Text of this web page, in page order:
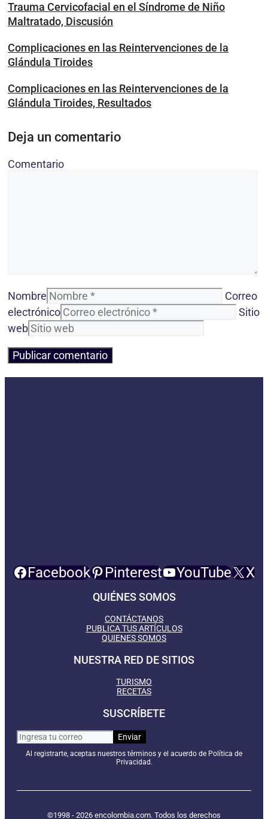
Trauma Cervicofacial en el Síndrome de Niño
Maltratado, Discusión
Complicaciones en las Reintervenciones de la
Glándula Tiroides
Complicaciones en las Reintervenciones de la
Glándula Tiroides, Resultados
Deja un comentario
Comentario
Nombre
Correo
electrónico
Sitio
web
Facebook Pinterest YouTube X
QUIÉNES SOMOS
CONTÁCTANOS
PUBLICA TUS ARTÍCULOS
QUIENES SOMOS
NUESTRA RED DE SITIOS
TURISMO
RECETAS
SUSCRÍBETE
Al registrarte, aceptas nuestros términos y el acuerdo de Política de
Privacidad.
©1998 - 2026 encolombia.com. Todos los derechos